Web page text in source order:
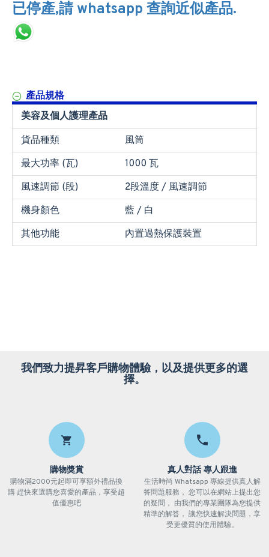
已停產,請 whatsapp 查詢近似產品.
產品規格
美容及個人護理產品
貨品種類
風筒
最大功率 (瓦)
1000 瓦
風速調節 (段)
2段溫度 / 風速調節
機身顏色
藍 / 白
其他功能
內置過熱保護裝置
我們致力提昇客戶購物體驗，以及提供更多的選
擇。
購物獎賞
購物滿2000元起即可享額外禮品換
購 趕快來選購您喜愛的產品，享受超
值優惠吧
真人對話 專人跟進
生活時尚 Whatsapp 專線提供真人解
答問題服務， 您可以在網站上提出您
的疑問， 由我們的專業團隊為您提供
精準的解答， 讓您快速解決問題，享
受更優質的使用體驗。